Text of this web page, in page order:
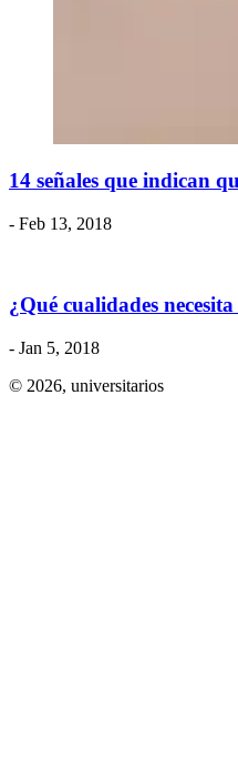
14 señales que indican
- Feb 13, 2018
¿Qué cualidades
- Jan 5, 2018
© 2026, universitarios